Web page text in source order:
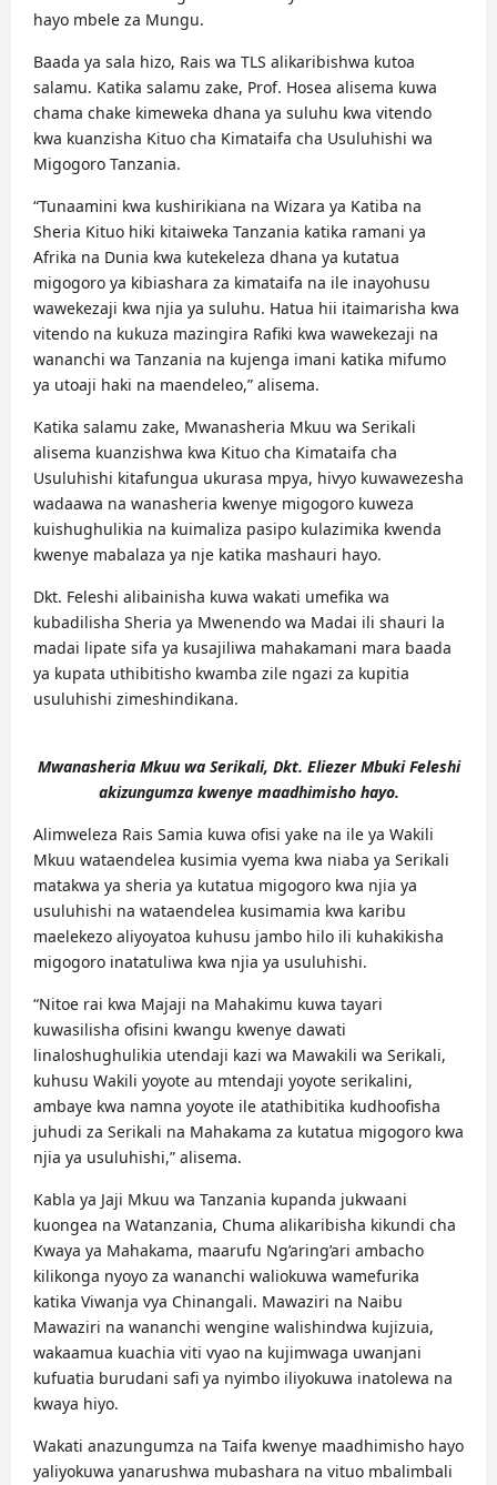
hayo mbele za Mungu.
Baada ya sala hizo, Rais wa TLS alikaribishwa kutoa
salamu. Katika salamu zake, Prof. Hosea alisema kuwa
chama chake kimeweka dhana ya suluhu kwa vitendo
kwa kuanzisha Kituo cha Kimataifa cha Usuluhishi wa
Migogoro Tanzania.
“Tunaamini kwa kushirikiana na Wizara ya Katiba na
Sheria Kituo hiki kitaiweka Tanzania katika ramani ya
Afrika na Dunia kwa kutekeleza dhana ya kutatua
migogoro ya kibiashara za kimataifa na ile inayohusu
wawekezaji kwa njia ya suluhu. Hatua hii itaimarisha kwa
vitendo na kukuza mazingira Rafiki kwa wawekezaji na
wananchi wa Tanzania na kujenga imani katika mifumo
ya utoaji haki na maendeleo,” alisema.
Katika salamu zake, Mwanasheria Mkuu wa Serikali
alisema kuanzishwa kwa Kituo cha Kimataifa cha
Usuluhishi kitafungua ukurasa mpya, hivyo kuwawezesha
wadaawa na wanasheria kwenye migogoro kuweza
kuishughulikia na kuimaliza pasipo kulazimika kwenda
kwenye mabalaza ya nje katika mashauri hayo.
Dkt. Feleshi alibainisha kuwa wakati umefika wa
kubadilisha Sheria ya Mwenendo wa Madai ili shauri la
madai lipate sifa ya kusajiliwa mahakamani mara baada
ya kupata uthibitisho kwamba zile ngazi za kupitia
usuluhishi zimeshindikana.
Mwanasheria Mkuu wa Serikali, Dkt. Eliezer Mbuki Feleshi
akizungumza kwenye maadhimisho hayo.
Alimweleza Rais Samia kuwa ofisi yake na ile ya Wakili
Mkuu wataendelea kusimia vyema kwa niaba ya Serikali
matakwa ya sheria ya kutatua migogoro kwa njia ya
usuluhishi na wataendelea kusimamia kwa karibu
maelekezo aliyoyatoa kuhusu jambo hilo ili kuhakikisha
migogoro inatatuliwa kwa njia ya usuluhishi.
“Nitoe rai kwa Majaji na Mahakimu kuwa tayari
kuwasilisha ofisini kwangu kwenye dawati
linaloshughulikia utendaji kazi wa Mawakili wa Serikali,
kuhusu Wakili yoyote au mtendaji yoyote serikalini,
ambaye kwa namna yoyote ile atathibitika kudhoofisha
juhudi za Serikali na Mahakama za kutatua migogoro kwa
njia ya usuluhishi,” alisema.
Kabla ya Jaji Mkuu wa Tanzania kupanda jukwaani
kuongea na Watanzania, Chuma alikaribisha kikundi cha
Kwaya ya Mahakama, maarufu Ng’aring’ari ambacho
kilikonga nyoyo za wananchi waliokuwa wamefurika
katika Viwanja vya Chinangali. Mawaziri na Naibu
Mawaziri na wananchi wengine walishindwa kujizuia,
wakaamua kuachia viti vyao na kujimwaga uwanjani
kufuatia burudani safi ya nyimbo iliyokuwa inatolewa na
kwaya hiyo.
Wakati anazungumza na Taifa kwenye maadhimisho hayo
yaliyokuwa yanarushwa mubashara na vituo mbalimbali